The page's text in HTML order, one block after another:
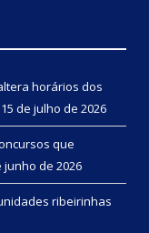
horários dos
15 de julho de 2026
que
junho de 2026
ribeirinhas